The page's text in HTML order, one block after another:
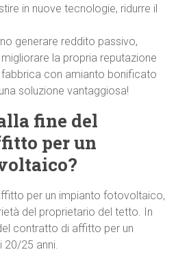
in nuove tecnologie, ridurre il
generare reddito passivo,
la propria reputazione
con amianto bonificato
soluzione vantaggiosa!
fine del
per un
per un impianto fotovoltaico,
del proprietario del tetto. In
contratto di affitto per un
25 anni.